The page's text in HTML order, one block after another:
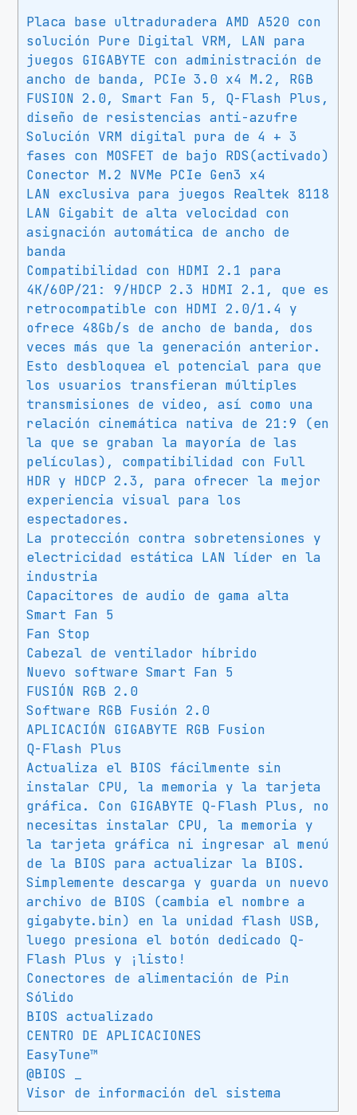
Placa base ultraduradera AMD A520 con
solución Pure Digital VRM, LAN para
juegos GIGABYTE con administración de
ancho de banda, PCIe 3.0 x4 M.2, RGB
FUSION 2.0, Smart Fan 5, Q-Flash Plus,
diseño de resistencias anti-azufre
Solución VRM digital pura de 4 + 3
fases con MOSFET de bajo RDS(activado)
Conector M.2 NVMe PCIe Gen3 x4
LAN exclusiva para juegos Realtek 8118
LAN Gigabit de alta velocidad con
asignación automática de ancho de
banda
Compatibilidad con HDMI 2.1 para
4K/60P/21: 9/HDCP 2.3 HDMI 2.1, que es
retrocompatible con HDMI 2.0/1.4 y
ofrece 48Gb/s de ancho de banda, dos
veces más que la generación anterior.
Esto desbloquea el potencial para que
los usuarios transfieran múltiples
transmisiones de video, así como una
relación cinemática nativa de 21:9 (en
la que se graban la mayoría de las
películas), compatibilidad con Full
HDR y HDCP 2.3, para ofrecer la mejor
experiencia visual para los
espectadores.
La protección contra sobretensiones y
electricidad estática LAN líder en la
industria
Capacitores de audio de gama alta
Smart Fan 5
Fan Stop
Cabezal de ventilador híbrido
Nuevo software Smart Fan 5
FUSIÓN RGB 2.0
Software RGB Fusión 2.0
APLICACIÓN GIGABYTE RGB Fusion
Q-Flash Plus
Actualiza el BIOS fácilmente sin
instalar CPU, la memoria y la tarjeta
gráfica. Con GIGABYTE Q-Flash Plus, no
necesitas instalar CPU, la memoria y
la tarjeta gráfica ni ingresar al menú
de la BIOS para actualizar la BIOS.
Simplemente descarga y guarda un nuevo
archivo de BIOS (cambia el nombre a
gigabyte.bin) en la unidad flash USB,
luego presiona el botón dedicado Q-
Flash Plus y ¡listo!
Conectores de alimentación de Pin
Sólido
BIOS actualizado
CENTRO DE APLICACIONES
EasyTune™
@BIOS _
Visor de información del sistema